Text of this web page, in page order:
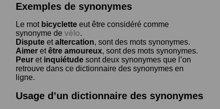
Exemples de synonymes
Le mot bicyclette eut être considéré comme
synonyme de vélo.
Dispute etaltercation, sont des mots synonymes.
Aimer etêtre amoureux, sont des mots synonymes.
Peur et inquiétude sont deux synonymes que l’on
retrouve dans ce dictionnaire des synonymes en
ligne.
Usage d’un dictionnaire des synonymes